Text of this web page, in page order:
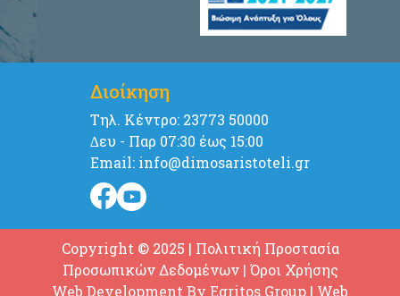
Διοίκηση
Tηλ. Κέντρο: 23773 50000
∆ευ - Παρ 07:30 έως 15:00
Email: info@dimosaristoteli.gr
Copyright © 2025 | Πολιτική Προστασία
Προσωπικών Δεδομένων| Όροι Χρήσης
Web Development By Egritos Group | Web